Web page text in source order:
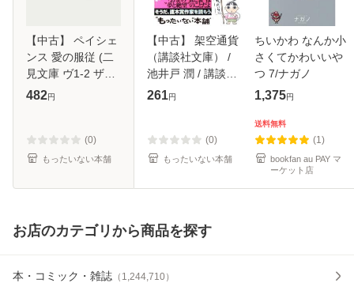
【中古】 ペイシェ
ンス 愛の服従 (二
見文庫 ヴ1-2 ザ・
ミステリ・コレク
おい / 二見書房 [文
庫]【メ
482円
(0)
もったいない本舗
【中古】 架空通貨
（講談社文庫） /
池井戸 潤 / 講談社
[文庫]【メール便送
261円
(0)
もったいない本舗
ちいかわ なんか小
さくてかわいいや
つ 7/ナガノ
1,375円
送料無料
(1)
bookfan au PAY マ
ーケット店
お店のカテゴリから商品を探す
本・コミック・雑誌 （ 1,244,710）